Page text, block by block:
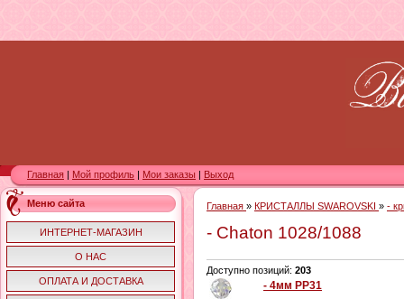
Главная Мой профиль Мои заказы Выход
Меню сайта
ИНТЕРНЕТ-МАГАЗИН
О НАС
ОПЛАТА И ДОСТАВКА
Главная » КРИСТАЛЛЫ SWAROVSKI » -
- Chaton 1028/1088
Доступно позиций: 203
- 4мм PP31